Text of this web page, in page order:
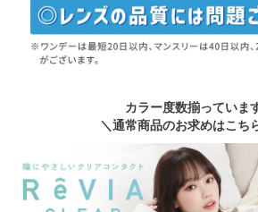
カラー度数揃っていま
＼通常商品のお求めはこち